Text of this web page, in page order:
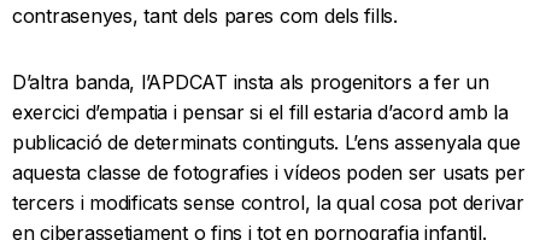
contrasenyes, tant dels pares com dels fills.
D’altra banda, l’APDCAT insta als progenitors a fer un
exercici d’empatia i pensar si el fill estaria d’acord amb la
publicació de determinats continguts. L’ens assenyala que
aquesta classe de fotografies i vídeos poden ser usats per
tercers i modificats sense control, la qual cosa pot derivar
en ciberassetjament o fins i tot en pornografia infantil.